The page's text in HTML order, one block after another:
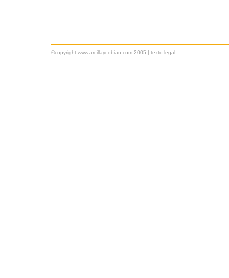
©copyright www.arcillaycobian.com 2005 | texto legal